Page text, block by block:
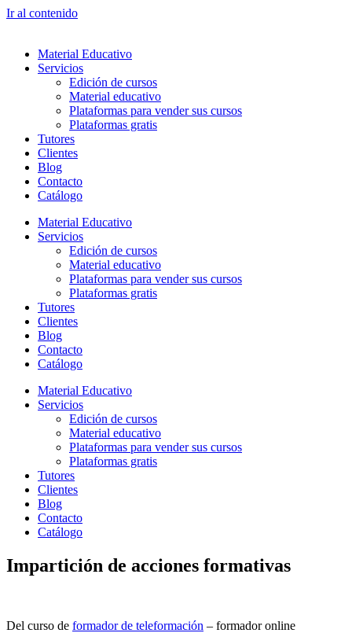
Ir al contenido
Material Educativo
Servicios
Edición de cursos
Material educativo
Plataformas para vender sus cursos
Plataformas gratis
Tutores
Clientes
Blog
Contacto
Catálogo
Material Educativo
Servicios
Edición de cursos
Material educativo
Plataformas para vender sus cursos
Plataformas gratis
Tutores
Clientes
Blog
Contacto
Catálogo
Material Educativo
Servicios
Edición de cursos
Material educativo
Plataformas para vender sus cursos
Plataformas gratis
Tutores
Clientes
Blog
Contacto
Catálogo
Impartición de acciones formativas
Del curso de formador de teleformación – formador online